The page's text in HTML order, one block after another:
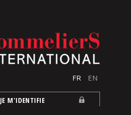
FR EN
JE M'IDENTIFIE